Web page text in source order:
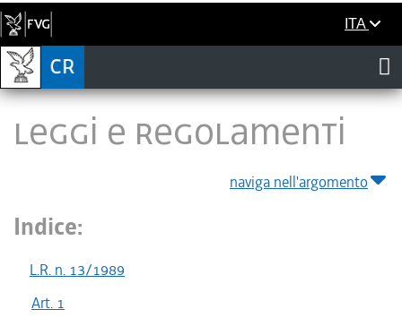
ITA
LEGGI E REGOLAMENTI
naviga nell'argomento
Indice:
L.R. n. 13/1989
Art. 1